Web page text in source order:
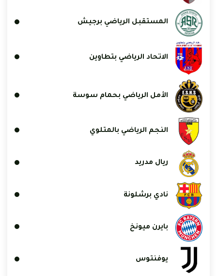
المستقبل الرياضي برجيش
الاتحاد الرياضي بتطاوين
الأمل الرياضي بحمام سوسة
النجم الرياضي بالمتلوي
ريال مدريد
نادي برشلونة
بايرن ميونخ
يوفنتوس